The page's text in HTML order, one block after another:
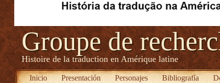
Groupe de
Histoire de la traduction en Amérique latine
Inicio Presentación Personajes Bibliografía